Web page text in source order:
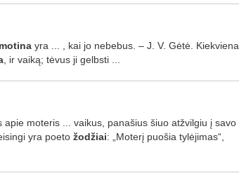
motinayra ... , kai jo nebebus. – J. V. Gėtė. Kiekviena
, ir vaiką; tėvus ji gelbsti ...
apie moteris ... vaikus, panašius šiuo atžvilgiu į savo
yra poeto žodžiai: „Moterį puošia tylėjimas“,